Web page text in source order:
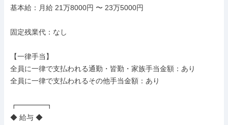
基本給：月給 21万8000円 〜 23万5000円
固定残業代：なし
【一律手当】
全員に一律で支払われる通勤・皆勤・家族手当金額：あり
全員に一律で支払われるその他手当金額：あり
┏━━━━┓
◆ 給与 ◆